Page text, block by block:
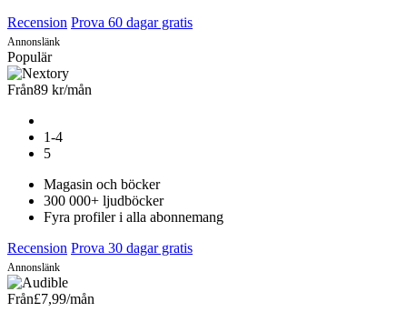
Recension Prova 60 dagar gratis
Annonslänk
Populär
Från89 kr/mån
1-4
5
Magasin och böcker
300 000+ ljudböcker
Fyra profiler i alla abonnemang
Recension Prova 30 dagar gratis
Annonslänk
Från£7,99/mån